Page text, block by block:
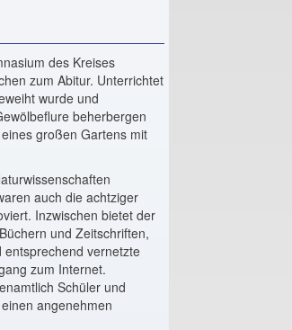
des Kreises
zum Abitur. Unterrichtet
wurde und
beherbergen
großen Gartens mit
auch die achtziger
Inzwischen bietet der
und Zeitschriften,
vernetzte
zum Internet.
Schüler und
angenehmen